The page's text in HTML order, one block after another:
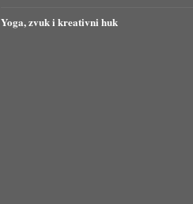
Yoga, zvuk i kreativni huk